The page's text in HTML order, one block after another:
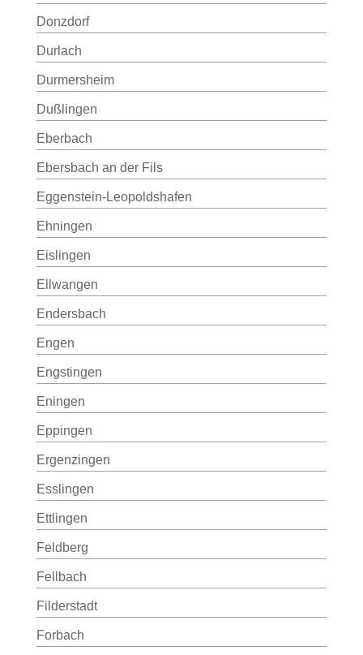
Donzdorf
Durlach
Durmersheim
Dußlingen
Eberbach
Ebersbach an der Fils
Eggenstein-Leopoldshafen
Ehningen
Eislingen
Ellwangen
Endersbach
Engen
Engstingen
Eningen
Eppingen
Ergenzingen
Esslingen
Ettlingen
Feldberg
Fellbach
Filderstadt
Forbach